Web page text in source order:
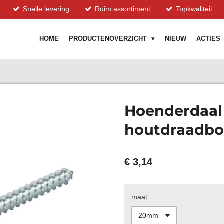
Snelle levering Ruim assortiment Topkwaliteit
HOME PRODUCTENOVERZICHT NIEUW ACTIES
€ 3,14
maat